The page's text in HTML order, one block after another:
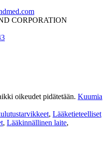
CORPORATION
oikeudet pidätetään. Kuumia
, Lääketieteelliset
, Lääkinnällinen laite,